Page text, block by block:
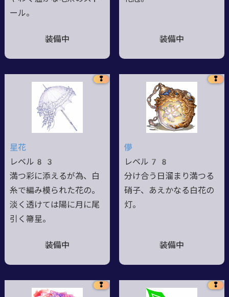
ール。
装備中 装備中
❢
星花
レベル83
満つ彩に添えるが為、白
糸で編み模られた花の。
淡く透けては陽に月に尾
引く箒星。
装備中
❢
儚
レベル78
分け合う日溜まり満つる
硝子、あえかなる白花の
灯。
装備中
❢ ❢